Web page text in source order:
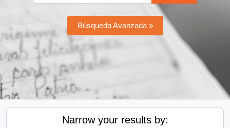
Búsqueda Avanzada »
Narrow your results by: